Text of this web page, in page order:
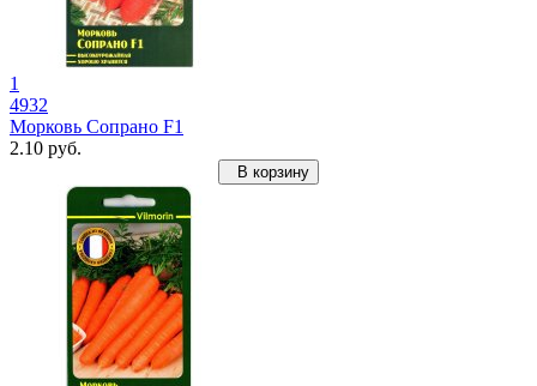
1
4932
Морковь Сопрано F1
2.10 руб.
В корзину